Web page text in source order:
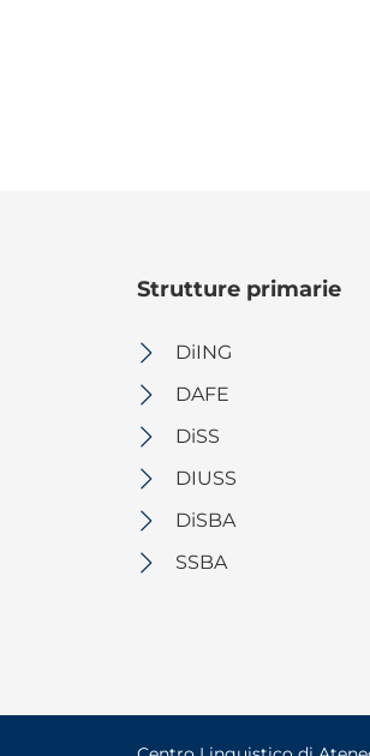
Strutture primarie
DiING
DAFE
DiSS
DIUSS
DiSBA
SSBA